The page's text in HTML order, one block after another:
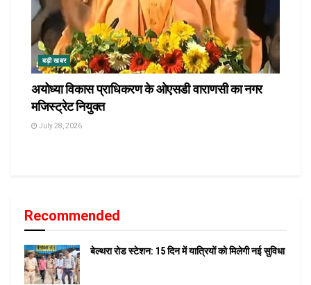
बड़ी खबर
अयोध्या विकास प्राधिकरण के ओएसडी वाराणसी का नगर
मजिस्ट्रेट नियुक्त
July 28, 2026
Recommended
बेल्थरा रोड स्टेशन: 15 दिन में यात्रियों को मिलेगी नई सुविधा